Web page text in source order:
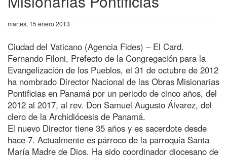
martes, 15 enero 2013
Ciudad del Vaticano (Agencia Fides) – El Card.
Fernando Filoni, Prefecto de la Congregación para la
Evangelización de los Pueblos, el 31 de octubre de 2012
ha nombrado Director Nacional de las Obras Misionarias
Pontificias en Panamá por un periodo de cinco años, del
2012 al 2017, al rev. Don Samuel Augusto Álvarez, del
clero de la Archidiócesis de Panamá.
El nuevo Director tiene 35 años y es sacerdote desde
hace 7. Actualmente es párroco de la parroquia Santa
María Madre de Dios. Ha sido coordinador diocesano de